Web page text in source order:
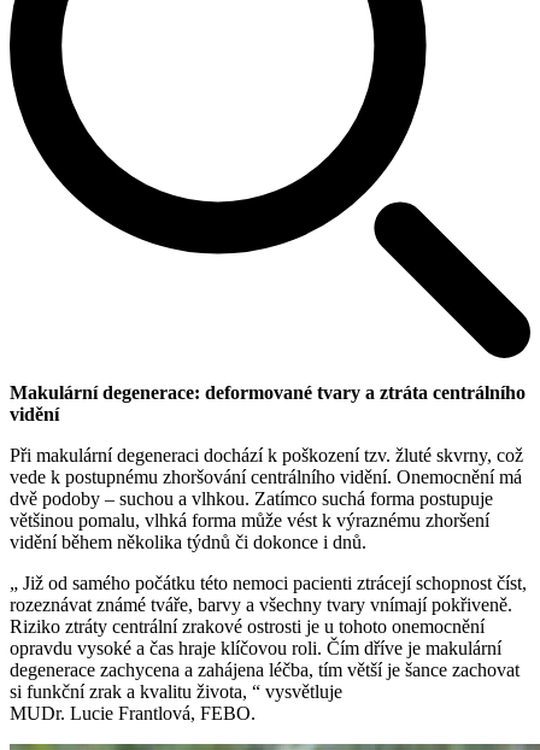
Makulární degenerace: deformované tvary a ztráta centrálního
vidění
Při makulární degeneraci dochází k poškození tzv. žluté skvrny, což
vede k postupnému zhoršování centrálního vidění. Onemocnění má
dvě podoby – suchou a vlhkou. Zatímco suchá forma postupuje
většinou pomalu, vlhká forma může vést k výraznému zhoršení
vidění během několika týdnů či dokonce i dnů.
„ Již od samého počátku této nemoci pacienti ztrácejí schopnost číst,
rozeznávat známé tváře, barvy a všechny tvary vnímají pokřiveně.
Riziko ztráty centrální zrakové ostrosti je u tohoto onemocnění
opravdu vysoké a čas hraje klíčovou roli. Čím dříve je makulární
degenerace zachycena a zahájena léčba, tím větší je šance zachovat
si funkční zrak a kvalitu života, “ vysvětluje
MUDr. Lucie Frantlová, FEBO.